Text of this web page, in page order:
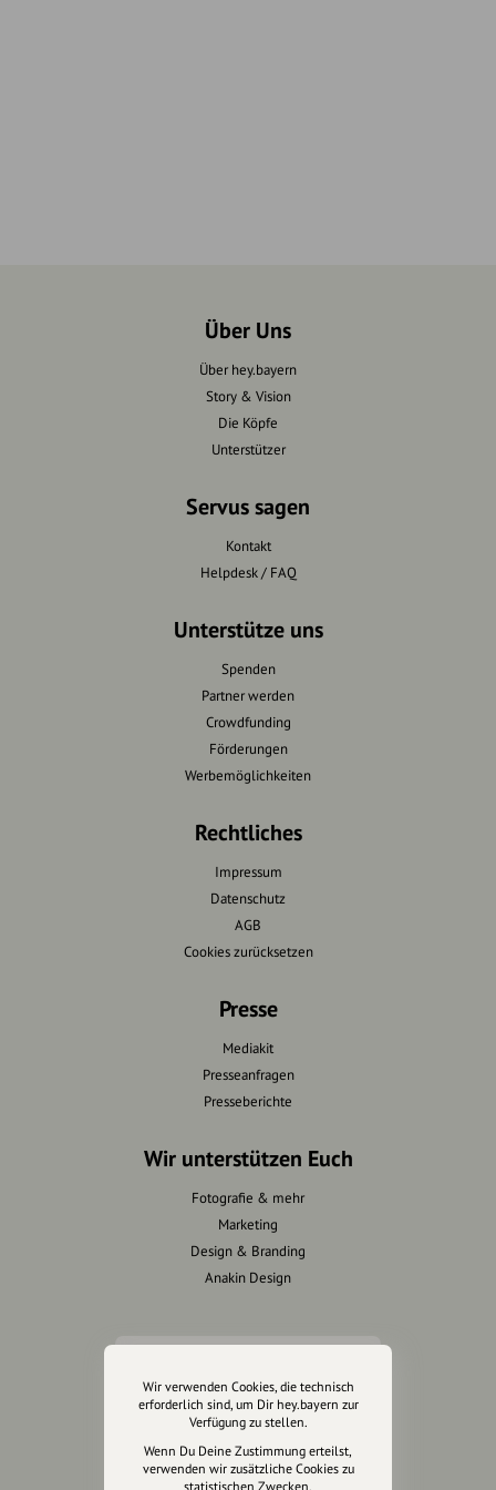
Über Uns
Über hey.bayern
Story & Vision
Die Köpfe
Unterstützer
Servus sagen
Kontakt
Helpdesk / FAQ
Unterstütze uns
Spenden
Partner werden
Crowdfunding
Förderungen
Werbemöglichkeiten
Rechtliches
Impressum
Datenschutz
AGB
Cookies zurücksetzen
Presse
Mediakit
Presseanfragen
Presseberichte
Wir unterstützen Euch
Fotografie & mehr
Marketing
Design & Branding
Anakin Design
unsere Plattform
hey.bayern ist ein Projekt von
uns für unsere Region und
Wir verwenden Cookies, die technisch
erforderlich sind, um Dir hey.bayern zur
Verfügung zu stellen.
Wenn Du Deine Zustimmung erteilst,
verwenden wir zusätzliche Cookies zu
statistischen Zwecken.